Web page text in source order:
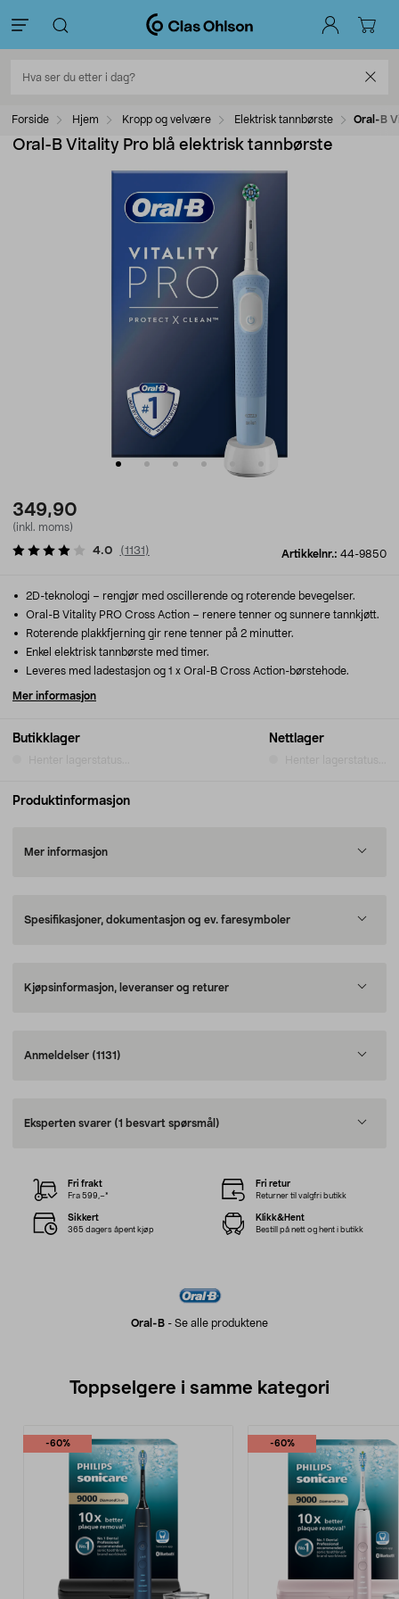
Forside Hjem Kropp og velvære Elektrisk tannbørste Oral-B
Oral-B Vitality Pro blå elektrisk tannbørste
349,90
(inkl. moms)
Artikkelnr.: 44-9850
4.0 (1131 )
Butikklager Nettlager
2D-teknologi – rengjør med oscillerende og roterende bevegelser.
Oral-B Vitality PRO Cross Action – renere tenner og sunnere tannkjøtt.
Roterende plakkfjerning gir rene tenner på 2 minutter.
Enkel elektrisk tannbørste med timer.
Leveres med ladestasjon og 1 x Oral-B Cross Action-børstehode.
Mer informasjon
Produktinformasjon
Mer informasjon
Spesifikasjoner, dokumentasjon og ev. faresymboler
Kjøpsinformasjon, leveranser og returer
Anmeldelser (1131)
Eksperten svarer (1 besvart spørsmål)
Oral-B - Se alle produktene
Fri frakt
Fra 599,–*
Fri retur
Returner til valgfri butikk
Sikkert
365 dagers åpent kjøp
Klikk&Hent
Bestill på nett og hent i butikk
Toppselgere i samme kategori
-60% -60%